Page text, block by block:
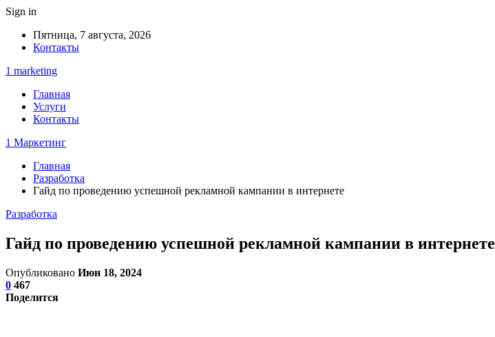
Sign in
Пятница, 7 августа, 2026
Контакты
1 marketing
Главная
Услуги
Контакты
1 Маркетинг
Главная
Разработка
Гайд по проведению успешной рекламной кампании в интернете
Разработка
Гайд по проведению успешной рекламной кампании в интернете
Опубликовано Июн 18, 2024
0 467
Поделится